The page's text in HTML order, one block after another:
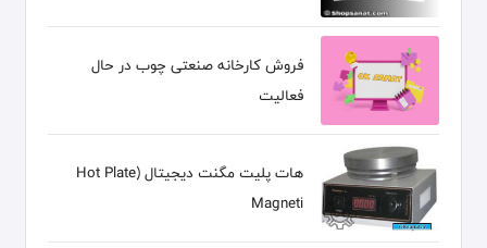
فروش کارخانه صنعتی چوب در حال
فعالیت
هات پلیت مگنت دیجیتال (Hot Plate
Magneti